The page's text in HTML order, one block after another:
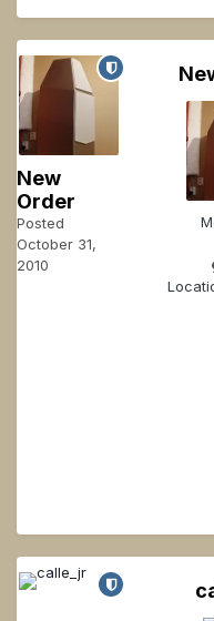
New
Order
Posted
October 31,
2010